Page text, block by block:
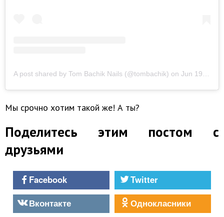
A post shared by Tom Bachik Nails (@tombachik) on Jun 19, 2019 at 8:52am PDT
Мы срочно хотим такой же! А ты?
Поделитесь этим постом с
друзьями
Facebook
Twitter
Вконтакте
Однокласники